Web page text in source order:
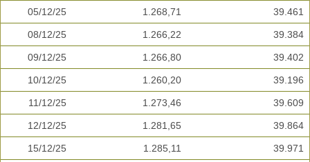
05/12/25 1.268,71 39.461
08/12/25 1.266,22 39.384
09/12/25 1.266,80 39.402
10/12/25 1.260,20 39.196
11/12/25 1.273,46 39.609
12/12/25 1.281,65 39.864
15/12/25 1.285,11 39.971